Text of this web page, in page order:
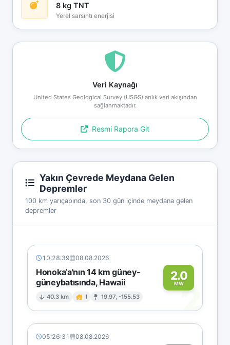
8 kg TNT
Yerel sarsıntı enerjisi
Veri Kaynağı
United States Geological Survey (USGS) anlık veri akışından
sağlanmaktadır.
Resmi Rapora Git
Yakın Çevrede Meydana Gelen
Depremler
100 km yarıçapında, son 30 gün içinde meydana gelen
depremler
10:28:39 08.08.2026
Honoka‘a'nın 14 km güney-
güneybatısında, Hawaii
40.3 km I 19.97, -155.53
2.0
MW2
05:26:31 08.08.2026